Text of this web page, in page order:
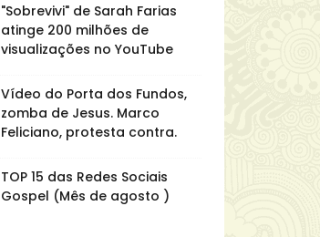
"Sobrevivi" de Sarah Farias
atinge 200 milhões de
visualizações no YouTube
Vídeo do Porta dos Fundos,
zomba de Jesus. Marco
Feliciano, protesta contra.
TOP 15 das Redes Sociais
Gospel (Mês de agosto )